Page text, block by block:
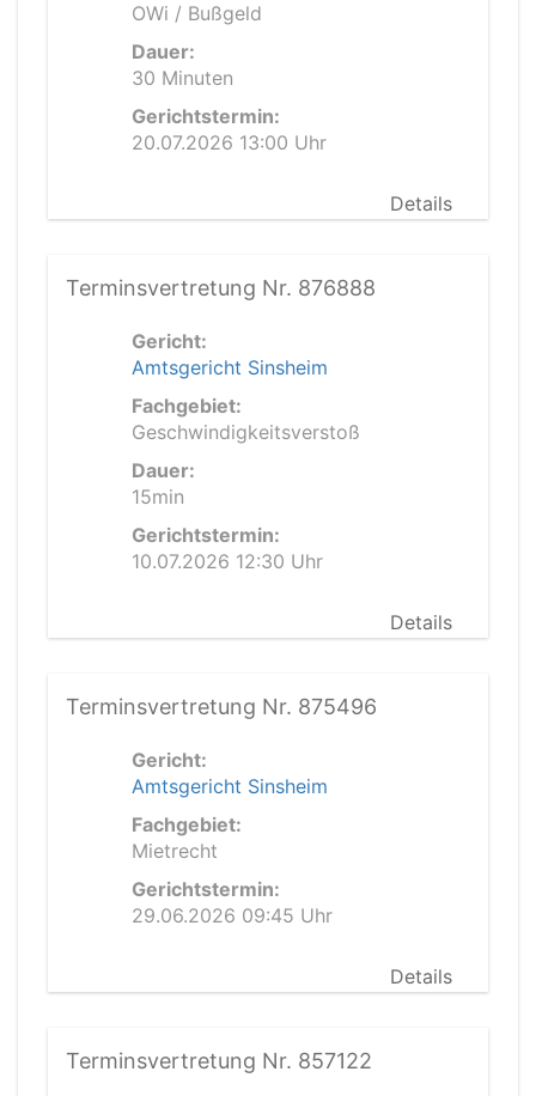
OWi / Bußgeld
Dauer:
30 Minuten
Gerichtstermin:
20.07.2026 13:00 Uhr
Details
Terminsvertretung Nr. 876888
Gericht:
Amtsgericht Sinsheim
Fachgebiet:
Geschwindigkeitsverstoß
Dauer:
15min
Gerichtstermin:
10.07.2026 12:30 Uhr
Details
Terminsvertretung Nr. 875496
Gericht:
Amtsgericht Sinsheim
Fachgebiet:
Mietrecht
Gerichtstermin:
29.06.2026 09:45 Uhr
Details
Terminsvertretung Nr. 857122